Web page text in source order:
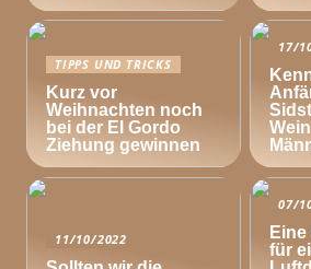
TIPPS UND TRICKS
Kurz vor
Weihnachten noch
bei der El Gordo
Ziehung gewinnen
17/
11/10/2022
07/
für